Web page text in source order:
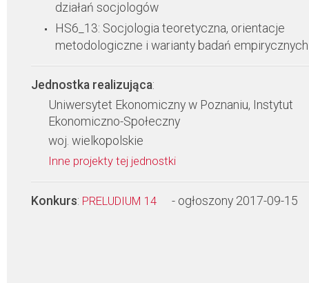
działań socjologów
HS6_13: Socjologia teoretyczna, orientacje
metodologiczne i warianty badań empirycznych
Jednostka realizująca:
Uniwersytet Ekonomiczny w Poznaniu, Instytut
Ekonomiczno-Społeczny
woj. wielkopolskie
Inne projekty tej jednostki
Konkurs: PRELUDIUM 14 - ogłoszony 2017-09-15